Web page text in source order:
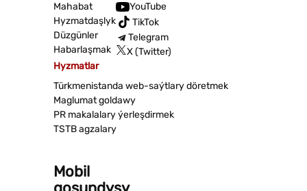
Mahabat
Hyzmatdaşlyk
Düzgünler
Habarlaşmak
YouTube
TikTok
Telegram
X (Twitter)
Hyzmatlar
Türkmenistanda web-saýtlary döretmek
Maglumat goldawy
PR makalalary ýerleşdirmek
TSTB agzalary
Mobil